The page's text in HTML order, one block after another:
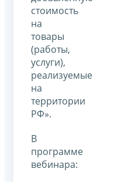
стоимость
на
товары
(работы,
услуги),
реализуемые
на
территории
РФ».
В
программе
вебинара: